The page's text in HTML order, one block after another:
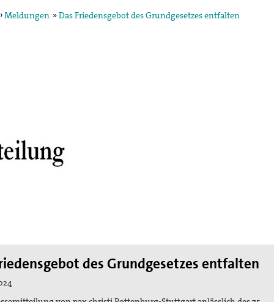
›Meldungen »Das Friedensgebot des Grundgesetzes entfalten
des II. Weltkrieges,
des Grundgesetzes entfalten